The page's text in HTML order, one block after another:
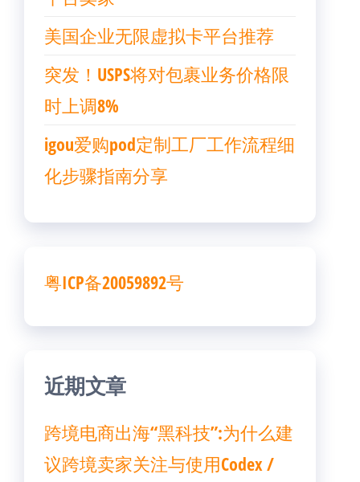
美国企业无限虚拟卡平台推荐
突发！USPS将对包裹业务价格限
时上调8%
igou爱购pod定制工厂工作流程细
化步骤指南分享
粤ICP备20059892号
近期文章
跨境电商出海“黑科技”:为什么建
议跨境卖家关注与使用Codex /